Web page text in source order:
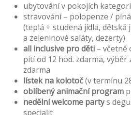
ubytování v pokojích
stravování – polopenze /
(teplá + studená jídla, dětská
a zeleninové saláty, dezerty)
all inclusive pro děti – včetně
pití od 12 hod. zdarma, výběr
zdarma
lístek na kolotoč(v termínu
oblíbený animační program
nedělní welcome partys
specialit